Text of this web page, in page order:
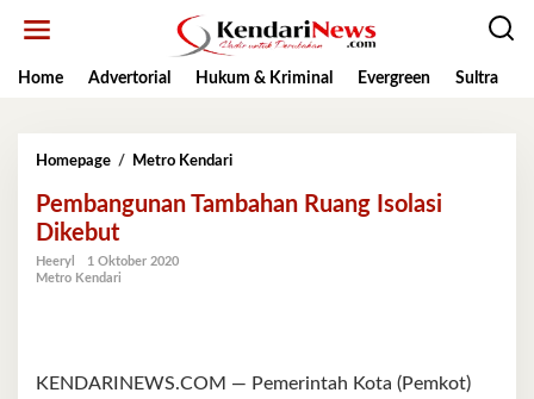
Home
Advertorial Hukum & Kriminal Evergreen Sultra
Homepage / Metro KendariPembangunan
Ruang
Pembangunan Tambahan Ruang Isolasi
Dikebut
Heeryl
1 Oktober 2020
Metro Kendari
KENDARINEWS.COM — Pemerintah Kota (Pemkot)